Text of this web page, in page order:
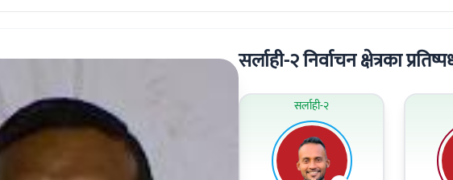
सर्लाही-२ निर्वाचन क्षेत्रका
सर्लाही-२